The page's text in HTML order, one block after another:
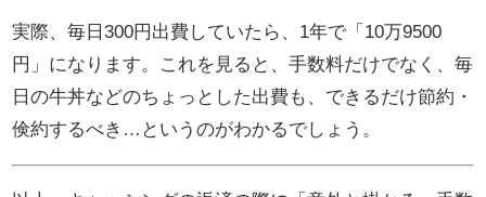
実際、毎日300円出費していたら、1年で「10万9500
円」になります。これを見ると、手数料だけでなく、毎
日の牛丼などのちょっとした出費も、できるだけ節約・
倹約するべき…というのがわかるでしょう。